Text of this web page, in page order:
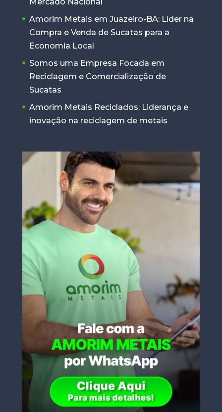
Amorim Metais em Juazeiro-BA: Líder na
Compra e Venda de Sucatas para a
Economia Local
Somos uma Empresa Focada em
Reciclagem e Comercialização de
Sucatas
Amorim Metais Reciclados: Liderança e
inovação na reciclagem de metais